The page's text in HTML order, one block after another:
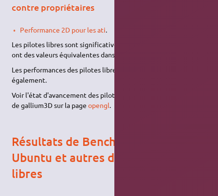
contre propriétaires
Performance 2D pour les ati.
Les pilotes libres sont significativement meilleurs dans 8 tests,
ont des valeurs équivalentes dans les 3 autres tests.
Les performances des pilotes libres en 3D s'améliorent
également.
Voir l'état d'avancement des pilotes libres, et l'implémentation
de gallium3D sur la pageopengl
Résultats de Benchmark entre
Ubuntu et autres distributions
libres